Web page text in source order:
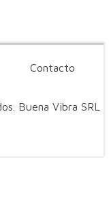
Buena Vibra SRL
Contacto